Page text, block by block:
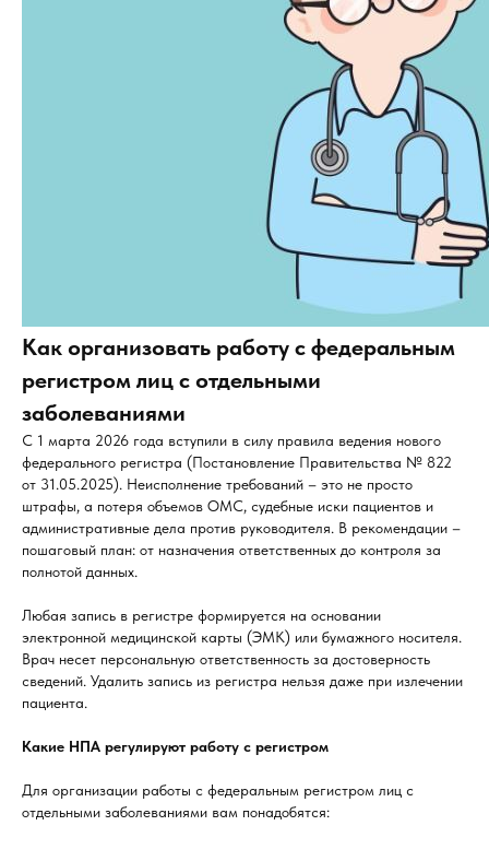
Как организовать работу с федеральным
регистром лиц с отдельными
заболеваниями
С 1 марта 2026 года вступили в силу правила ведения нового
федерального регистра (Постановление Правительства № 822
от 31.05.2025). Неисполнение требований – это не просто
штрафы, а потеря объемов ОМС, судебные иски пациентов и
административные дела против руководителя. В рекомендации –
пошаговый план: от назначения ответственных до контроля за
полнотой данных.
Любая запись в регистре формируется на основании
электронной медицинской карты (ЭМК) или бумажного носителя.
Врач несет персональную ответственность за достоверность
сведений. Удалить запись из регистра нельзя даже при излечении
пациента.
Какие НПА регулируют работу с регистром
Для организации работы с федеральным регистром лиц с
отдельными заболеваниями вам понадобятся: